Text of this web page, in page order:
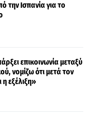
την Ισπανία για το
επικοινωνία μεταξύ
νομίζω ότι μετά τον
εξέλιξη»